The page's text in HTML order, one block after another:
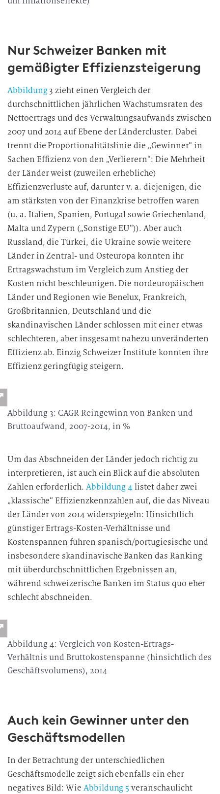
Nur Schweizer Banken mit
gemäßigter Effizienzsteigerung
Abbildung3 zieht einen Vergleich der
durchschnittlichen jährlichen Wachstumsraten des
Nettoertrags und des Verwaltungsaufwands zwischen
2007 und 2014 auf Ebene der Ländercluster. Dabei
trennt die Proportionalitätslinie die „Gewinner“ in
Sachen Effizienz von den „Verlierern“: Die Mehrheit
der Länder weist (zuweilen erhebliche)
Effizienzverluste auf, darunter v. a. diejenigen, die
am stärksten von der Finanzkrise betroffen waren
(u. a. Italien, Spanien, Portugal sowie Griechenland,
Malta und Zypern („Sonstige EU“)). Aber auch
Russland, die Türkei, die Ukraine sowie weitere
Länder in Zentral- und Osteuropa konnten ihr
Ertragswachstum im Vergleich zum Anstieg der
Kosten nicht beschleunigen. Die nordeuropäischen
Länder und Regionen wie Benelux, Frankreich,
Großbritannien, Deutschland und die
skandinavischen Länder schlossen mit einer etwas
schlechteren, aber insgesamt nahezu unveränderten
Effizienz ab. Einzig Schweizer Institute konnten ihre
Effizienz geringfügig steigern.
Abbildung 3: CAGR Reingewinn von Banken und
Bruttoaufwand, 2007-2014, in %
Um das Abschneiden der Länder jedoch richtig zu
interpretieren, ist auch ein Blick auf die absoluten
Zahlen erforderlich. Abbildung 4listet daher zwei
„klassische“ Effizienzkennzahlen auf, die das Niveau
der Länder von 2014 widerspiegeln: Hinsichtlich
günstiger Ertrags-Kosten-Verhältnisse und
Kostenspannen führen spanisch/portugiesische und
insbesondere skandinavische Banken das Ranking
mit überdurchschnittlichen Ergebnissen an,
während schweizerische Banken im Status quo eher
schlecht abschneiden.
Abbildung 4: Vergleich von Kosten-Ertrags-
Verhältnis und Bruttokostenspanne (hinsichtlich des
Geschäftsvolumens), 2014
Auch kein Gewinner unter den
Geschäftsmodellen
In der Betrachtung der unterschiedlichen
Geschäftsmodelle zeigt sich ebenfalls ein eher
negatives Bild: Wie Abbildung 5 veranschaulicht